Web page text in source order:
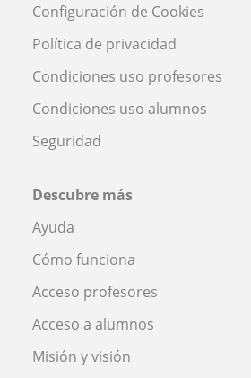
Configuración de Cookies
Política de privacidad
Condiciones uso profesores
Condiciones uso alumnos
Seguridad
Descubre más
Ayuda
Cómo funciona
Acceso profesores
Acceso a alumnos
Misión y visión